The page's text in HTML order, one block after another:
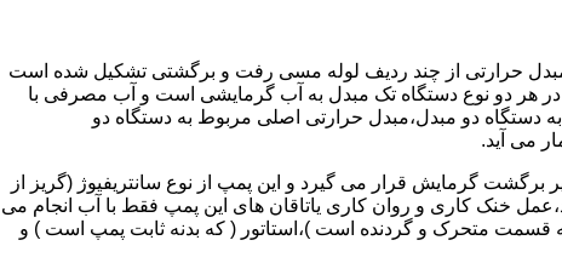
حرارتی از چند ردیف لوله مسی رفت و برگشتی تشکیل شده است
هر دو نوع دستگاه تک مبدل به آب گرمایشی است و آب مصرفی با
دستگاه دو مبدل،مبدل حرارتی اصلی مربوط به دستگاه دو
می آید.
گرمایش قرار می گیرد و این پمپ از نوع سانتریفیوژ (گریز از
باشد،عمل خنک کاری و روان کاری یاتاقان های این پمپ فقط با آب انجام می
قسمت متحرک و گردنده است )،استاتور ( که بدنه ثابت پمپ است ) و